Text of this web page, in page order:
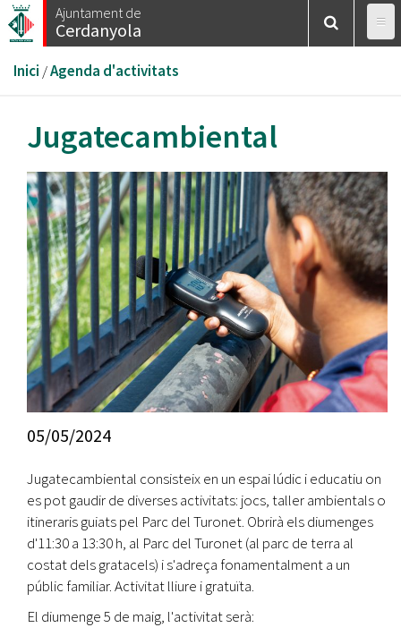
Vés
al
Ajuntament de
Cerdanyola
Esteu
aquí
Inici /Agenda d'activitats
Jugatecambiental
05/05/2024
Jugatecambiental consisteix en un espai lúdic i educatiu on
es pot gaudir de diverses activitats: jocs, taller ambientals o
itineraris guiats pel Parc del Turonet. Obrirà els diumenges
d'11:30 a 13:30 h, al Parc del Turonet (al parc de terra al
costat dels gratacels) i s'adreça fonamentalment a un
públic familiar. Activitat lliure i gratuïta.
El diumenge 5 de maig, l'activitat serà: